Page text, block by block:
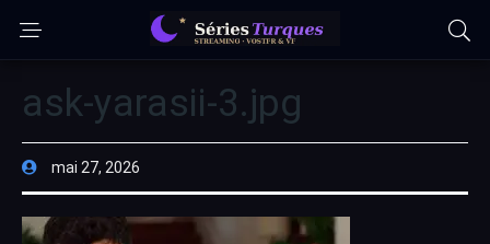
ask-yarasii-3.jpg
mai 27, 2026